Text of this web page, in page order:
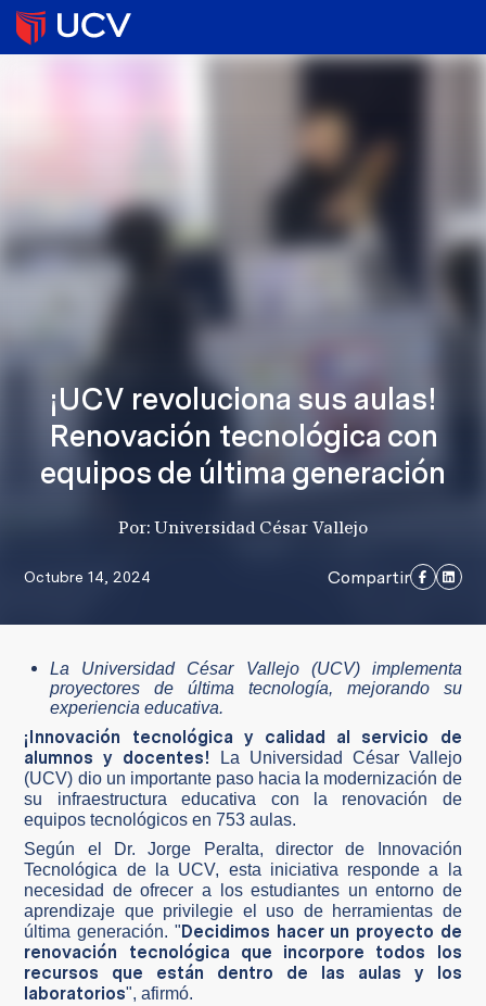
¡UCV revoluciona sus aulas!
Renovación tecnológica con
equipos de última generación
Por: Universidad César Vallejo
Octubre 14, 2024 Compartir
La Universidad César Vallejo (UCV) implementa
proyectores de última tecnología, mejorando su
experiencia educativa.
¡Innovación tecnológica y calidad al servicio de
alumnos y docentes!
La Universidad César Vallejo
(UCV) dio un importante paso hacia la modernización de
su infraestructura educativa con la renovación de
equipos tecnológicos en 753 aulas.
Según el Dr. Jorge Peralta, director de Innovación
Tecnológica de la UCV, esta iniciativa responde a la
necesidad de ofrecer a los estudiantes un entorno de
aprendizaje que privilegie el uso de herramientas de
última generación. "Decidimos hacer un proyecto de
renovación tecnológica que incorpore todos los
recursos que están dentro de las aulas y los
laboratorios", afirmó.